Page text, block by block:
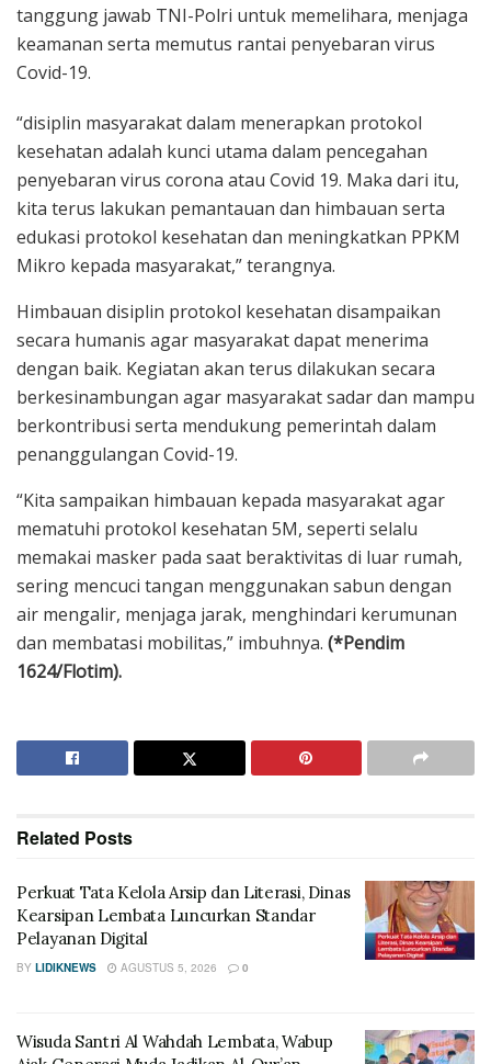
tanggung jawab TNI-Polri untuk memelihara, menjaga
keamanan serta memutus rantai penyebaran virus
Covid-19.
“disiplin masyarakat dalam menerapkan protokol
kesehatan adalah kunci utama dalam pencegahan
penyebaran virus corona atau Covid 19. Maka dari itu,
kita terus lakukan pemantauan dan himbauan serta
edukasi protokol kesehatan dan meningkatkan PPKM
Mikro kepada masyarakat,” terangnya.
Himbauan disiplin protokol kesehatan disampaikan
secara humanis agar masyarakat dapat menerima
dengan baik. Kegiatan akan terus dilakukan secara
berkesinambungan agar masyarakat sadar dan mampu
berkontribusi serta mendukung pemerintah dalam
penanggulangan Covid-19.
“Kita sampaikan himbauan kepada masyarakat agar
mematuhi protokol kesehatan 5M, seperti selalu
memakai masker pada saat beraktivitas di luar rumah,
sering mencuci tangan menggunakan sabun dengan
air mengalir, menjaga jarak, menghindari kerumunan
dan membatasi mobilitas,” imbuhnya. (*Pendim
1624/Flotim).
Related Posts
Perkuat Tata Kelola Arsip dan Literasi, Dinas
Kearsipan Lembata Luncurkan Standar
Pelayanan Digital
BY LIDIKNEWS AGUSTUS 5, 2026 0
Wisuda Santri Al Wahdah Lembata, Wabup